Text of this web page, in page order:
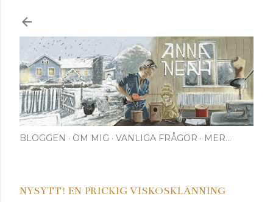
BLOGGEN OM MIG VANLIGA FRÅGOR MER…
NYSYTT! EN PRICKIG VISKOSKLÄNNING